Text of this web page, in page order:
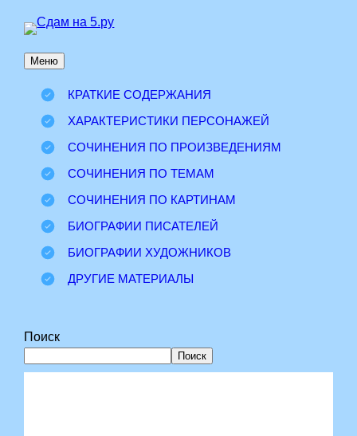
Перейти
содержимому
Меню
КРАТКИЕ СОДЕРЖАНИЯ
ХАРАКТЕРИСТИКИ ПЕРСОНАЖЕЙ
СОЧИНЕНИЯ ПО ПРОИЗВЕДЕНИЯМ
СОЧИНЕНИЯ ПО ТЕМАМ
СОЧИНЕНИЯ ПО КАРТИНАМ
БИОГРАФИИ ПИСАТЕЛЕЙ
БИОГРАФИИ ХУДОЖНИКОВ
ДРУГИЕ МАТЕРИАЛЫ
Поиск
Поиск